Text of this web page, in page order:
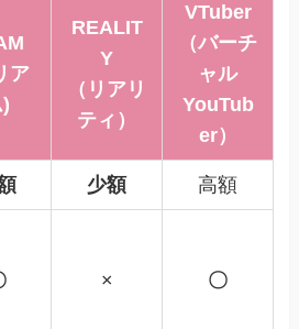
ア
REALIT
Y
（ リアリ
ティ ）
VTuber
（バーチ
ャル
YouTub
er）
少額 高額
× 〇